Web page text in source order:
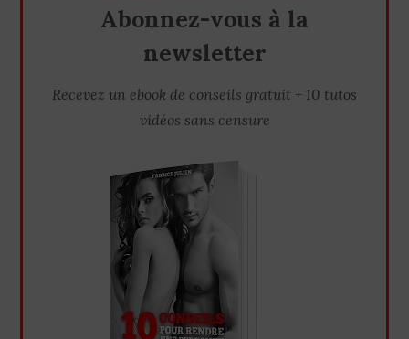
Abonnez-vous à la
newsletter
Recevez un ebook de conseils gratuit + 10 tutos
vidéos sans censure